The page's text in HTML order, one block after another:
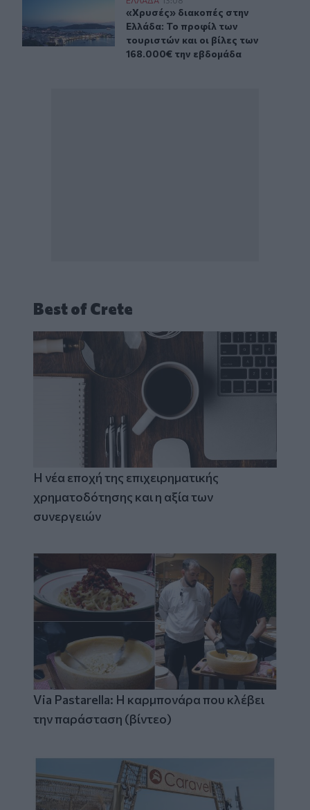
«Χρυσές» διακοπές στην Ελλάδα:
«Χρυσές» διακοπές στην
Ελλάδα: Το προφίλ των
τουριστών και οι βίλες των
168.000€ την εβδομάδα
Best of Crete
Η νέα εποχή της επιχειρηματικής
χρηματοδότησης και η αξία των
συνεργειών
Via Pastarella: Η καρμπονάρα που κλέβει
την παράσταση (βίντεο)